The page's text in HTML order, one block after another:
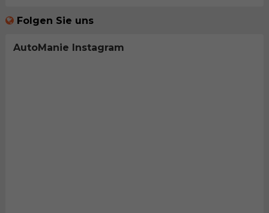
Folgen Sie uns
AutoManie Instagram